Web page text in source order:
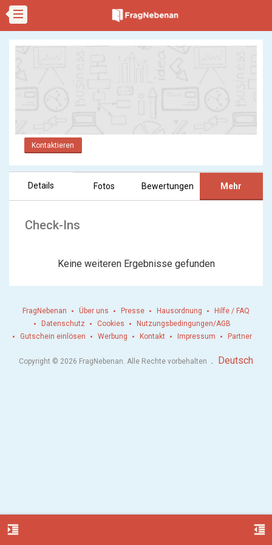
Kontaktieren
Details Fotos Bewertungen Mehr
Check-Ins
Keine weiteren Ergebnisse gefunden
format_indent_increase format_indent_decrease
FragNebenan Über uns Presse Hausordnung
Hilfe / FAQ
Datenschutz
Cookies
Nutzungsbedingungen/AGB
Gutschein einlösen
Werbung Kontakt Impressum Partner
Copyright © 2026 FragNebenan. Alle Rechte vorbehalten . Deutsch